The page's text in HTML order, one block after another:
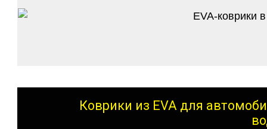
Коврики из EVA для